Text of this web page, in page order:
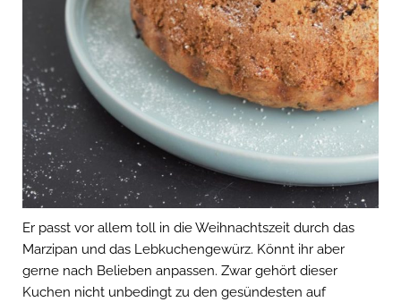
Er passt vor allem toll in die Weihnachtszeit durch das
Marzipan und das Lebkuchengewürz. Könnt ihr aber
gerne nach Belieben anpassen. Zwar gehört dieser
Kuchen nicht unbedingt zu den gesündesten auf